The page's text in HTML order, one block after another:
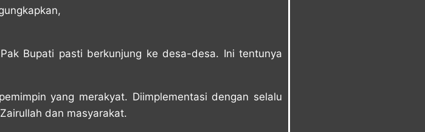
Bupati pasti berkunjung ke desa-desa. Ini tentunya
yang merakyat. Diimplementasi dengan selalu
dan masyarakat.